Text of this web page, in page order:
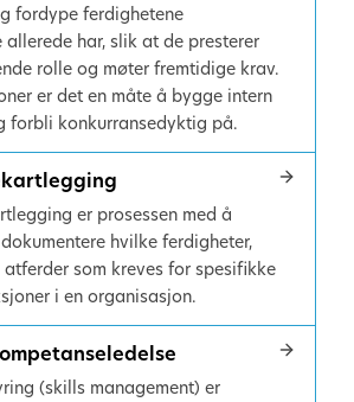
fordype ferdighetene
allerede har, slik at de presterer
rolle og møter fremtidige krav.
er det en måte å bygge intern
forbli konkurransedyktig på.
er prosessen med å
hvilke ferdigheter,
som kreves for spesifikke
i en organisasjon.
(skills management) er